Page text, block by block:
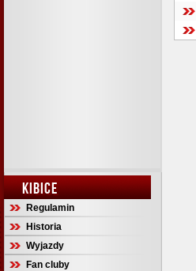
KIBICE
Regulamin
Historia
Wyjazdy
Fan cluby